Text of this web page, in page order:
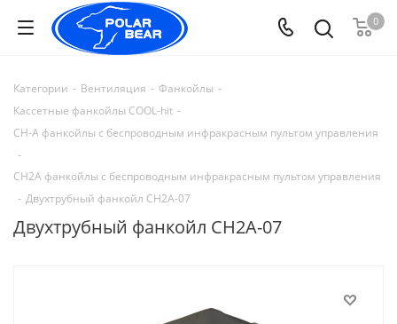
0
Категории - Вентиляция - Фанкойлы -
Кассетные фанкойлы COOL-hit -
CH-A фанкойлы с беспроводным инфракрасным пультом управления
-
CH2A фанкойлы с беспроводным инфракрасным пультом управления
- Двухтрубный фанкойл СH2А-07
Двухтрубный фанкойл СH2А-07